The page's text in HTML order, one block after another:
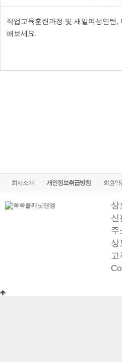
직업교육훈련과정 및 새일여성인턴,
해보세요.
회사소개 개인정보취급방침 회원약
상
신
주
상